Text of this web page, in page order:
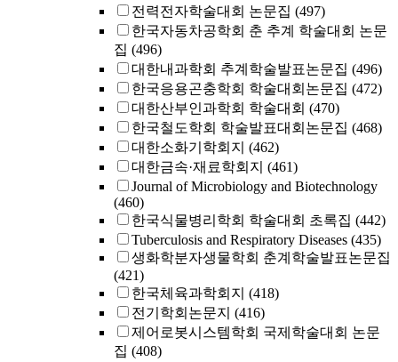
전력전자학술대회 논문집 (497)
한국자동차공학회 춘 추계 학술대회 논문
집 (496)
대한내과학회 추계학술발표논문집 (496)
한국응용곤충학회 학술대회논문집 (472)
대한산부인과학회 학술대회 (470)
한국철도학회 학술발표대회논문집 (468)
대한소화기학회지 (462)
대한금속·재료학회지 (461)
Journal of Microbiology and Biotechnology
(460)
한국식물병리학회 학술대회 초록집 (442)
Tuberculosis and Respiratory Diseases (435)
생화학분자생물학회 춘계학술발표논문집
(421)
한국체육과학회지 (418)
전기학회논문지 (416)
제어로봇시스템학회 국제학술대회 논문
집 (408)